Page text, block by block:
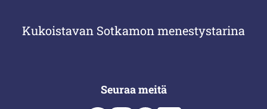
Kukoistavan Sotkamon menestystarina
Seuraa meitä